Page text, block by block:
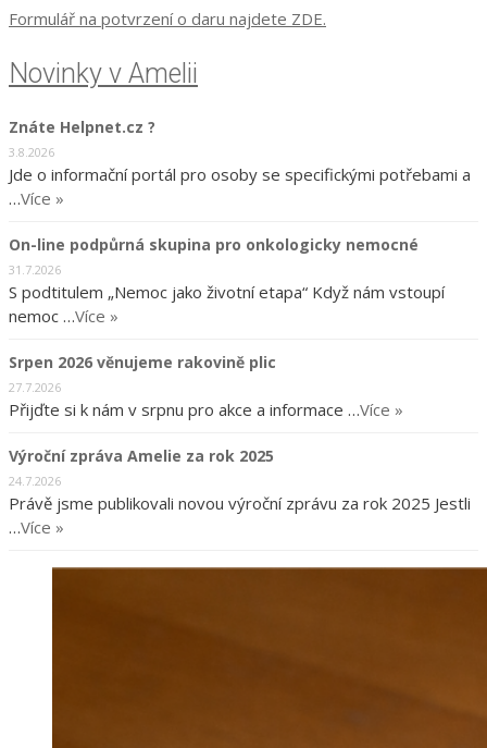
Formulář na potvrzení o daru najdete ZDE.
Novinky v Amelii
Znáte Helpnet.cz ?
3.8.2026
Jde o informační portál pro osoby se specifickými potřebami a
…Více »
On-line podpůrná skupina pro onkologicky nemocné
31.7.2026
S podtitulem „Nemoc jako životní etapa“ Když nám vstoupí
nemoc …Více »
Srpen 2026 věnujeme rakovině plic
27.7.2026
Přijďte si k nám v srpnu pro akce a informace …Více »
Výroční zpráva Amelie za rok 2025
24.7.2026
Právě jsme publikovali novou výroční zprávu za rok 2025 Jestli
…Více »